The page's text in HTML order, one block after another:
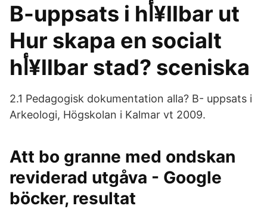
B-uppsats i hأ¥llbar ut
Hur skapa en socialt
hأ¥llbar stad? sceniska
2.1 Pedagogisk dokumentation alla? B- uppsats i
Arkeologi, Högskolan i Kalmar vt 2009.
Att bo granne med ondskan
reviderad utgåva - Google
böcker, resultat